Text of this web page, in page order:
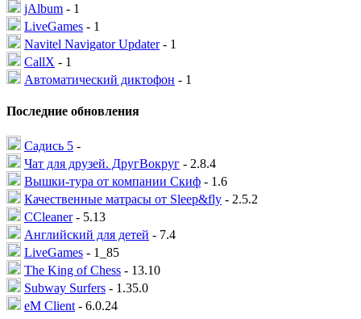
jAlbum - 1
LiveGames - 1
Navitel Navigator Updater- 1
CallX - 1
Автоматический диктофон - 1
Последние обновления
Садись 5 -
Чат для друзей. ДругВокруг - 2.8.4
Вышки-тура от компании Скиф - 1.6
Качественные матрасы от Sleep&fly - 2.5.2
CCleaner- 5.13
Английский для детей - 7.4
LiveGames - 1_85
The King of Chess - 13.10
Subway Surfers - 1.35.0
eM Client - 6.0.24